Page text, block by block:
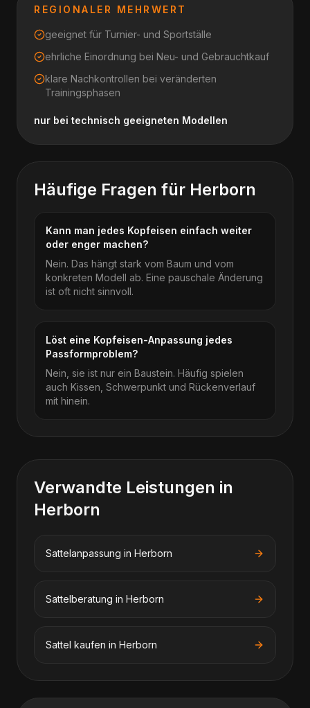
REGIONALER MEHRWERT
geeignet für Turnier- und Sportställe
ehrliche Einordnung bei Neu- und Gebrauchtkauf
klare Nachkontrollen bei veränderten
Trainingsphasen
nur bei technisch geeigneten Modellen
Häufige Fragen für Herborn
Kann man jedes Kopfeisen einfach weiter
oder enger machen?
Nein. Das hängt stark vom Baum und vom
konkreten Modell ab. Eine pauschale Änderung
ist oft nicht sinnvoll.
Löst eine Kopfeisen-Anpassung jedes
Passformproblem?
Nein, sie ist nur ein Baustein. Häufig spielen
auch Kissen, Schwerpunkt und Rückenverlauf
mit hinein.
Verwandte Leistungen in
Herborn
Sattelanpassung in Herborn
Sattelberatung in Herborn
Sattel kaufen in Herborn